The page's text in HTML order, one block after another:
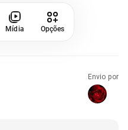
Mídia Opções
Envio por